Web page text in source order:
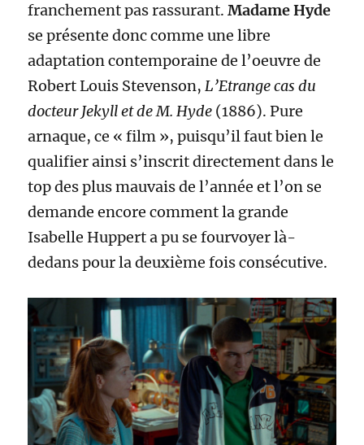
franchement pas rassurant.Madame Hyde
se présente donc comme une libre
adaptation contemporaine de l’oeuvre de
Robert Louis Stevenson,L’Etrange cas du
docteur Jekyll et de M. Hyde (1886). Pure
arnaque, ce « film », puisqu’il faut bien le
qualifier ainsi s’inscrit directement dans le
top des plus mauvais de l’année et l’on se
demande encore comment la grande
Isabelle Huppert a pu se fourvoyer là-
dedans pour la deuxième fois consécutive.